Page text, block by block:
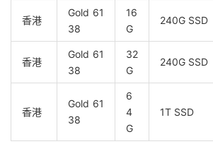
香港
Gold 61
38
16
G
240G SSD
香港
Gold 61
38
32
G
240G SSD
香港
Gold 61
38
6
4
G
1T SSD